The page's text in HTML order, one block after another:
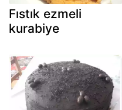
Fıstık ezmeli
kurabiye